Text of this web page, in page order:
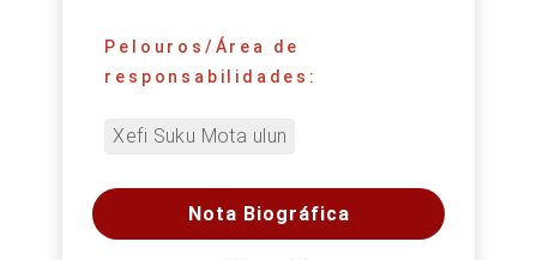
Pelouros/Área de
responsabilidades:
Xefi Suku Mota ulun
Nota Biográfica